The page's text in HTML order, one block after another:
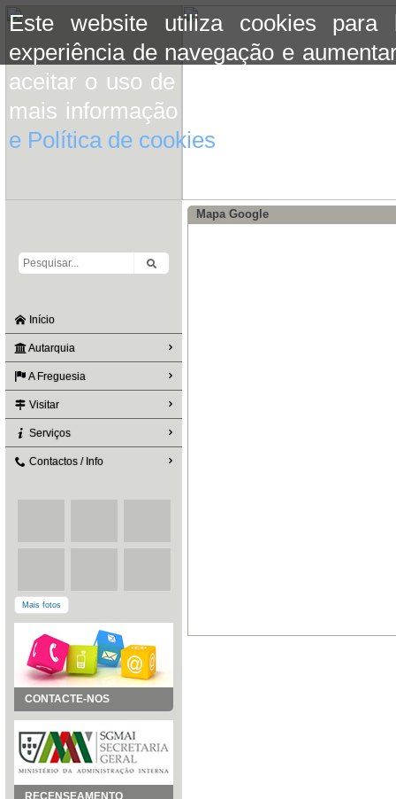
Este website utiliza cookies para
experiência de navegação e
aceitar o uso de cookies basta
mais informação consulte a
e Política de cookies
Início
Autarquia
A Freguesia
Visitar
Serviços
Contactos / Info
Mais fotos
CONTACTE-NOS
RECENSEAMENTO
Mapa Google